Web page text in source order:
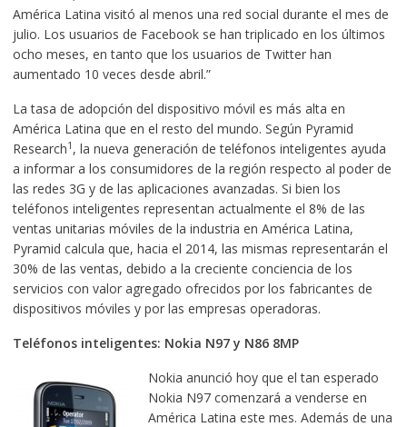
América Latina visitó al menos una red social durante el mes de
julio. Los usuarios de Facebook se han triplicado en los últimos
ocho meses, en tanto que los usuarios de Twitter han
aumentado 10 veces desde abril.”
La tasa de adopción del dispositivo móvil es más alta en
América Latina que en el resto del mundo. Según Pyramid
Research1 , la nueva generación de teléfonos inteligentes ayuda
a informar a los consumidores de la región respecto al poder de
las redes 3G y de las aplicaciones avanzadas. Si bien los
teléfonos inteligentes representan actualmente el 8% de las
ventas unitarias móviles de la industria en América Latina,
Pyramid calcula que, hacia el 2014, las mismas representarán el
30% de las ventas, debido a la creciente conciencia de los
servicios con valor agregado ofrecidos por los fabricantes de
dispositivos móviles y por las empresas operadoras.
Teléfonos inteligentes: Nokia N97 y N86 8MP
Nokia anunció hoy que el tan esperado
Nokia N97 comenzará a venderse en
América Latina este mes. Además de una